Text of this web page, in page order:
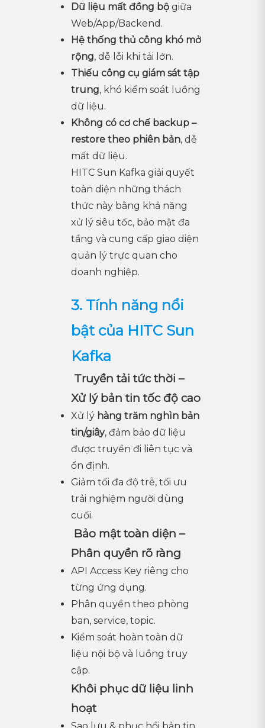
Dữ liệu mất đồng bộ giữa
Web/App/Backend.
Hệ thống thủ công khó mở
rộng, dễ lỗi khi tải lớn.
Thiếu công cụ giám sát tập
trung, khó kiểm soát luồng
dữ liệu.
Không có cơ chế backup –
restore theo phiên bản, dễ
mất dữ liệu.
HITC Sun Kafka giải quyết
toàn diện những thách
thức này bằng khả năng
xử lý siêu tốc, bảo mật đa
tầng và cung cấp giao diện
quản lý trực quan cho
doanh nghiệp.
3. Tính năng nổi
bật của HITC Sun
Kafka
Truyền tải tức thời –
Xử lý bản tin tốc độ cao
Xử lý hàng trăm nghìn bản
tin/giây, đảm bảo dữ liệu
được truyền đi liên tục và
ổn định.
Giảm tối đa độ trễ, tối ưu
trải nghiệm người dùng
cuối.
Bảo mật toàn diện –
Phân quyền rõ ràng
API Access Key riêng cho
từng ứng dụng.
Phân quyền theo phòng
ban, service, topic.
Kiểm soát hoàn toàn dữ
liệu nội bộ và luồng truy
cập.
Khôi phục dữ liệu linh
hoạt
Sao lưu & phục hồi bản tin